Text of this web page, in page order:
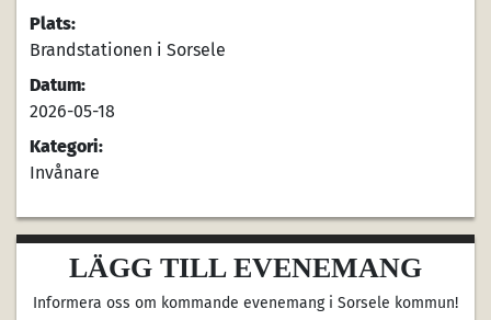
Plats:
Brandstationen i Sorsele
Datum:
2026-05-18
Kategori:
Invånare
LÄGG TILL EVENEMANG
Informera oss om kommande evenemang i Sorsele kommun!